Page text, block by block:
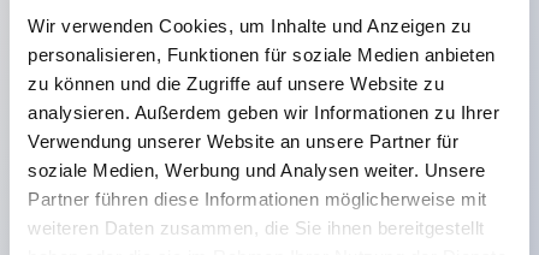
Wir verwenden Cookies, um Inhalte und Anzeigen zu
personalisieren, Funktionen für soziale Medien anbieten
zu können und die Zugriffe auf unsere Website zu
analysieren. Außerdem geben wir Informationen zu Ihrer
Verwendung unserer Website an unsere Partner für
soziale Medien, Werbung und Analysen weiter. Unsere
Partner führen diese Informationen möglicherweise mit
weiteren Daten zusammen, die Sie ihnen bereitgestellt
Schwarzer Rahmen, silberner Rahmen.
Verfügt außerdem über Schlüsselauswahlschalter,
integrierte Anzeigeleuchte, vielfältige Modelle!
Verfügt über Not-Aus-Schalter nach
internationalen Standards. Erhältlich in
beleuchteter und unbeleuchteter Ausführung.
Rückstellmechanismus als Zug- oder Drehtyp.